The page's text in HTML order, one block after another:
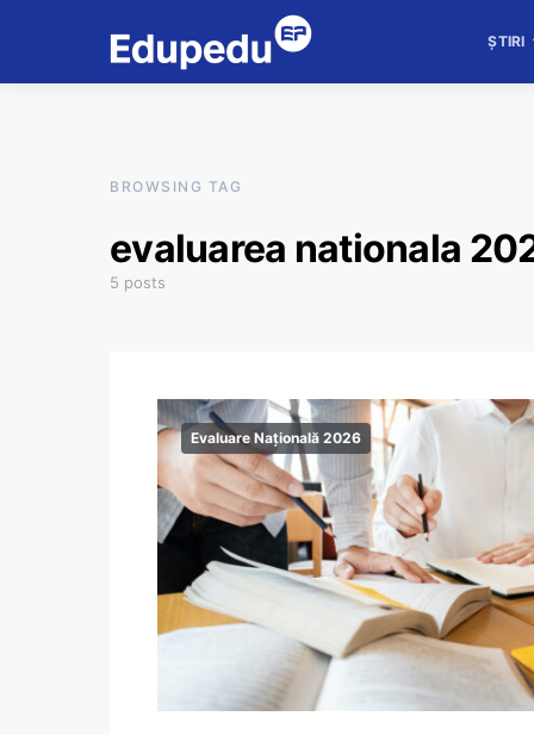
ȘTIRI
BROWSING TAG
evaluarea nationala
5 posts
Evaluare Națională 2026